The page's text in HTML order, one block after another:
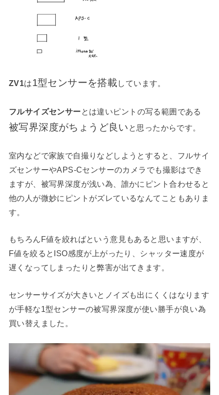
ZV1は1型センサーを搭載 しています。
フルサイズセンサーとは違いピントの写る範囲である
被写界深度がちょうど良い と思ったからです。
室内などで家族で自撮りなどしようとすると、フルサイ
ズセンサーやAPS-Cセンサーのカメラでも撮影はでき
ますが、被写界深度が浅い為、誰かにピント合わせると
他の人が微妙にピントがズレているなんてこともありま
す。
もちろんF値を絞ればという意見もあると思いますが、
F値を絞るとISO感度が上がったり、シャッター速度が
遅くなってしまったりと弊害が出てきます。
センサーサイズが大きいとノイズも出にくくはなります
が手軽な1型センサーの被写界深度が使い勝手が良い為
買い替えました。